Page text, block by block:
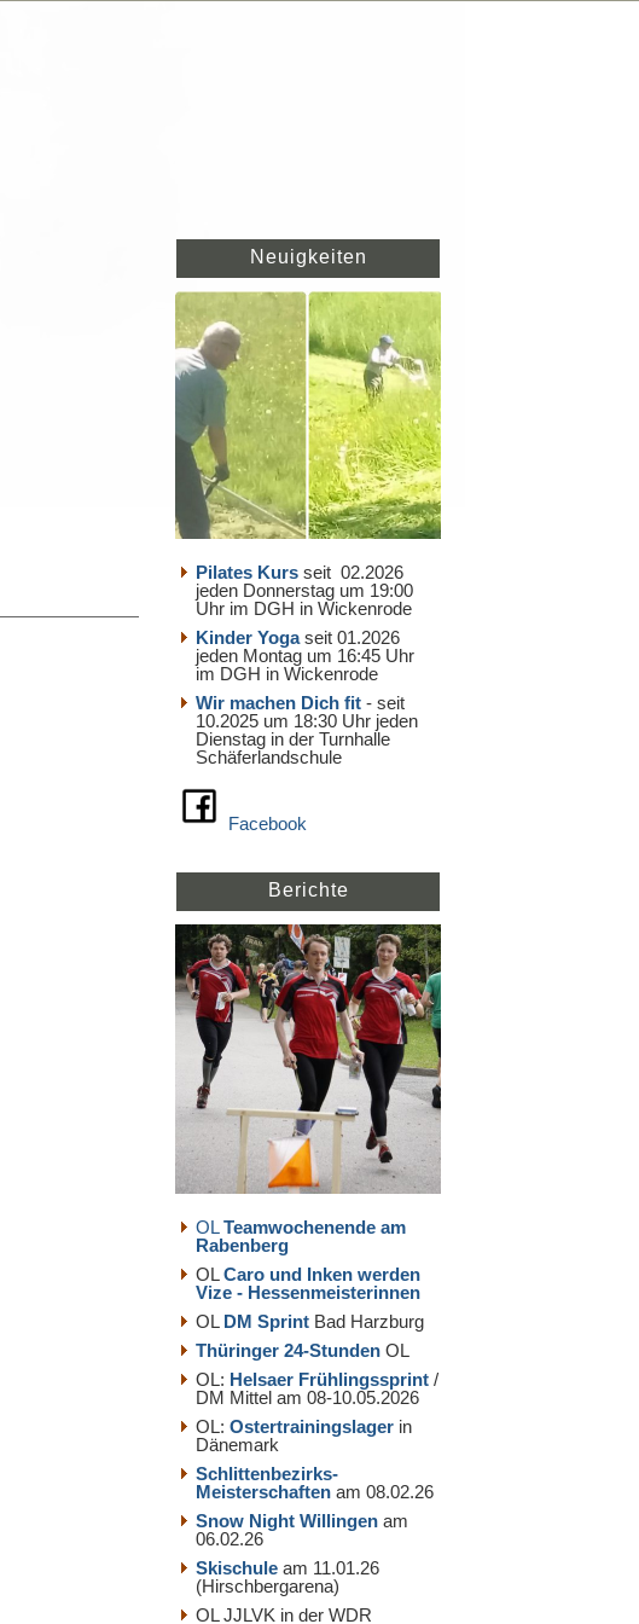
Neuigkeiten
Pilates Kurs seit 02.2026
jeden Donnerstag um 19:00
Uhr im DGH in Wickenrode
Kinder Yogaseit 01.2026
jeden Montag um 16:45 Uhr
im DGH in Wickenrode
Wir machen Dich fit - seit
10.2025 um 18:30 Uhr jeden
Dienstag in der Turnhalle
Schäferlandschule
Facebook
Berichte
OLTeamwochenende am
Rabenberg
OLCaro und Inken werden
Vize - Hessenmeisterinnen
OL DM Sprint Bad Harzburg
Thüringer 24-Stunden OL
OL: Helsaer Frühlingssprint /
DM Mittel am 08-10.05.2026
OL: Ostertrainingslager in
Dänemark
Schlittenbezirks-
Meisterschaften am 08.02.26
Snow Night Willingen am
06.02.26
Skischule am 11.01.26
(Hirschbergarena)
OL JJLVK in der WDR